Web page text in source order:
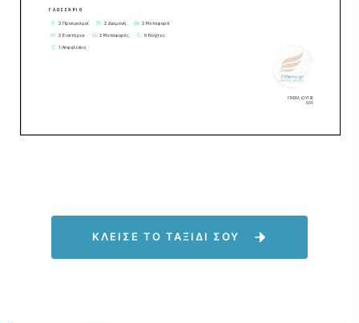
ΚΛΕΙΣΕ ΤΟ ΤΑΞΙΔΙ ΣΟΥ